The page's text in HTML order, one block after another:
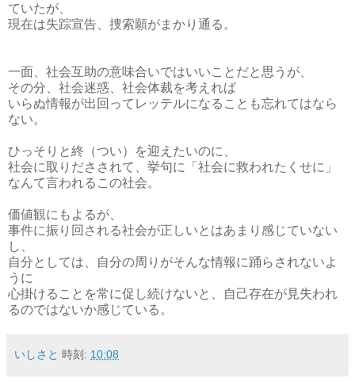
ていたが、
現在は失踪宣告、捜索願がまかり通る。
一面、社会互助の意味合いではいいことだと思うが、
その分、社会迷惑、社会体裁を考えれば
いらぬ情報が出回ってレッテルになることも忘れてはなら
ない。
ひっそりと終（つい）を迎えたいのに、
社会に取りださされて、挙句に「社会に救われたくせに」
なんて言われるこの社会。
価値観にもよるが、
事件に振り回される社会が正しいとはあまり感じていない
し、
自分としては、自分の周りがそんな情報に踊らされないよ
うに
心掛けることを常に促し続けないと、自己存在が見失われ
るのではないか感じている。
いしさと 時刻: 10:08